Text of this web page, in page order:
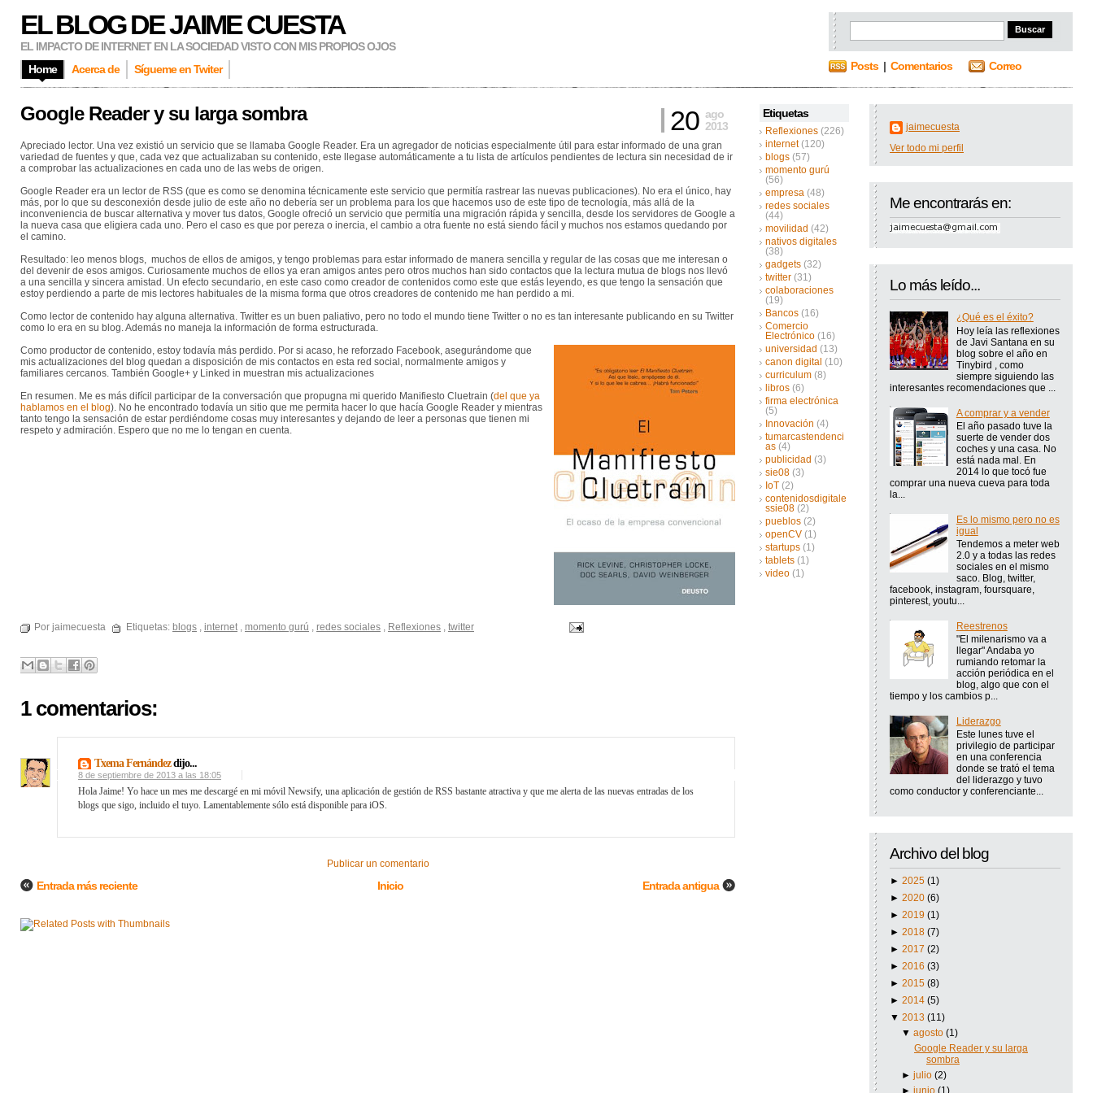
EL BLOG DE JAIME CUESTA
EL IMPACTO DE INTERNET EN LA SOCIEDAD VISTO CON MIS PROPIOS OJOS
Home
Acerca de Sígueme en Twiter Posts| Comentarios Correo
Etiquetas
Reflexiones (226)
internet (120)
blogs (57)
momento gurú
(56)
empresa (48)
redes sociales
(44)
movilidad (42)
nativos digitales
(38)
gadgets (32)
twitter (31)
colaboraciones
(19)
Bancos (16)
Comercio
Electrónico (16)
universidad (13)
canon digital (10)
curriculum (8)
libros (6)
firma electrónica
(5)
Innovación (4)
tumarcastendenci
as (4)
publicidad (3)
sie08 (3)
IoT (2)
contenidosdigitale
ssie08 (2)
pueblos (2)
openCV (1)
startups (1)
tablets (1)
video (1)
jaimecuesta
Ver todo mi perfil
Me encontrarás en:
Lo más leído...
¿Qué es el éxito?
Hoy leía las reflexiones
de Javi Santana en su
blog sobre el año en
Tinybird , como
siempre siguiendo las
interesantes recomendaciones que ...
A comprar y a vender
El año pasado tuve la
suerte de vender dos
coches y una casa. No
está nada mal. En
2014 lo que tocó fue
comprar una nueva cueva para toda
la...
Es lo mismo pero no es
igual
Tendemos a meter web
2.0 y a todas las redes
sociales en el mismo
saco. Blog, twitter,
facebook, instagram, foursquare,
pinterest, youtu...
Reestrenos
"El milenarismo va a
llegar" Andaba yo
rumiando retomar la
acción periódica en el
blog, algo que con el
tiempo y los cambios p...
Liderazgo
Este lunes tuve el
privilegio de participar
en una conferencia
donde se trató el tema
del liderazgo y tuvo
como conductor y conferenciante...
Archivo del blog
► 2025 (1)
► 2020 (6)
► 2019 (1)
► 2018 (7)
► 2017 (2)
► 2016 (3)
► 2015 (8)
► 2014 (5)
▼ 2013 (11)
▼agosto(1)
Google Reader y su larga
sombra
►julio(2)
►junio(1)
Google Reader y su larga sombra 20 ago
2013
Apreciado lector. Una vez existió un servicio que se llamaba Google Reader. Era un agregador de noticias especialmente útil para estar informado de una gran
variedad de fuentes y que, cada vez que actualizaban su contenido, este llegase automáticamente a tu lista de artículos pendientes de lectura sin necesidad de ir
a comprobar las actualizaciones en cada uno de las webs de origen.
Google Reader era un lector de RSS (que es como se denomina técnicamente este servicio que permitía rastrear las nuevas publicaciones). No era el único, hay
más, por lo que su desconexión desde julio de este año no debería ser un problema para los que hacemos uso de este tipo de tecnología, más allá de la
inconveniencia de buscar alternativa y mover tus datos, Google ofreció un servicio que permitía una migración rápida y sencilla, desde los servidores de Google a
la nueva casa que eligiera cada uno. Pero el caso es que por pereza o inercia, el cambio a otra fuente no está siendo fácil y muchos nos estamos quedando por
el camino.
Resultado: leo menos blogs, muchos de ellos de amigos, y tengo problemas para estar informado de manera sencilla y regular de las cosas que me interesan o
del devenir de esos amigos. Curiosamente muchos de ellos ya eran amigos antes pero otros muchos han sido contactos que la lectura mutua de blogs nos llevó
a una sencilla y sincera amistad. Un efecto secundario, en este caso como creador de contenidos como este que estás leyendo, es que tengo la sensación que
estoy perdiendo a parte de mis lectores habituales de la misma forma que otros creadores de contenido me han perdido a mi.
Como lector de contenido hay alguna alternativa. Twitter es un buen paliativo, pero no todo el mundo tiene Twitter o no es tan interesante publicando en su Twitter
como lo era en su blog. Además no maneja la información de forma estructurada.
Como productor de contenido, estoy todavía más perdido. Por si acaso, he reforzado Facebook, asegurándome que
mis actualizaciones del blog quedan a disposición de mis contactos en esta red social, normalmente amigos y
familiares cercanos. También Google+ y Linked in muestran mis actualizaciones
En resumen. Me es más difícil participar de la conversación que propugna mi querido Manifiesto Cluetrain (del que ya
hablamos en el blog). No he encontrado todavía un sitio que me permita hacer lo que hacía Google Reader y mientras
tanto tengo la sensación de estar perdiéndome cosas muy interesantes y dejando de leer a personas que tienen mi
respeto y admiración. Espero que no me lo tengan en cuenta.
Por jaimecuesta Etiquetas: blogs , internet , momento gurú , redes sociales , Reflexiones , twitter
1 comentarios:
Txema Fernándezdijo...
8 de septiembre de 2013 a las 18:05
Hola Jaime! Yo hace un mes me descargé en mi móvil Newsify, una aplicación de gestión de RSS bastante atractiva y que me alerta de las nuevas entradas de los
blogs que sigo, incluido el tuyo. Lamentablemente sólo está disponible para iOS.
Publicar un comentario
Entrada más reciente Entrada antigua
Inicio